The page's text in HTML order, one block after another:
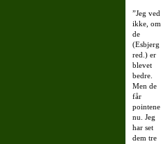
”Jeg ved
ikke, om
de
(Esbjerg
red.) er
blevet
bedre.
Men de
får
pointene
nu. Jeg
har set
dem tre